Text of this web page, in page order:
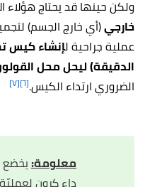
ولكن حينها قد يحتاج هؤلاء
خارجي(أي خارج الجسم)
عملية جراحية لإنشاء كيس
الدقيقة) ليحل محل
الضروري ارتداء الكيس.[٦] [٧]
معلومة: